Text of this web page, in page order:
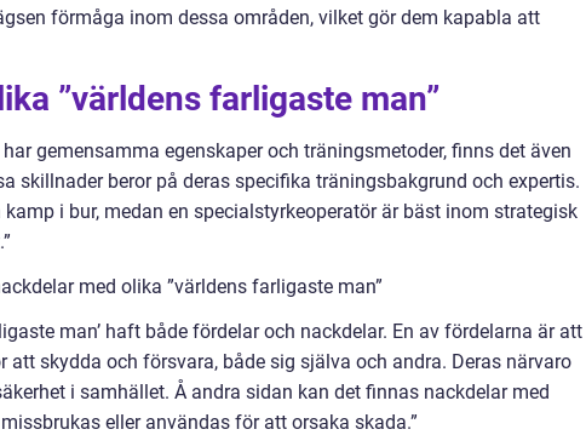
förmåga inom dessa områden, vilket gör dem kapabla att
”världens farligaste man”
har gemensamma egenskaper och träningsmetoder, finns det även
skillnader beror på deras specifika träningsbakgrund och expertis.
i bur, medan en specialstyrkeoperatör är bäst inom strategisk
med olika ”världens farligaste man”
man’ haft både fördelar och nackdelar. En av fördelarna är att
skydda och försvara, både sig själva och andra. Deras närvaro
i samhället. Å andra sidan kan det finnas nackdelar med
eller användas för att orsaka skada.”